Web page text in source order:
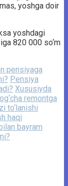
yoshga doir
yoshdagi
820 000 so‘m
pensiyaga
Pensiya
Xususiyda
remontga
to‘lanishi
haqi
bayram